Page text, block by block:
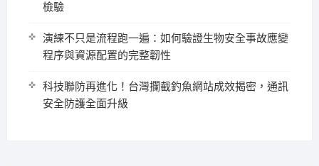
檢驗
演練不只是流程跑一遍：如何驗證生物安全事故應變
程序與資源配置的完整韌性
科技聯防再進化！台灣攔截釣魚網站成效揭密，通訊
安全防護全面升級